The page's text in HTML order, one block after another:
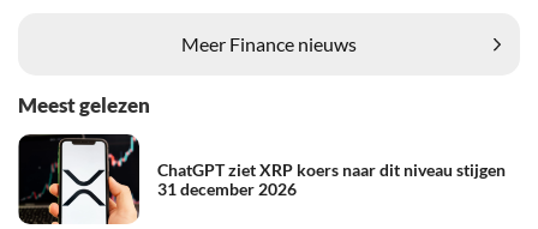
Meer Finance nieuws
Meest gelezen
ChatGPT ziet XRP koers naar dit niveau stijgen
31 december 2026